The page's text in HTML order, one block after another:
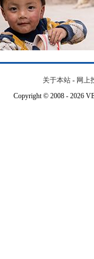
关于本站 - 网上
Copyright © 2008 - 2026